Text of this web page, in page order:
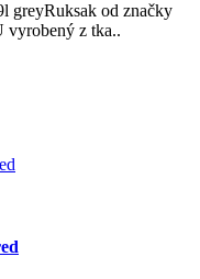
greyRuksak od značky
z tka..